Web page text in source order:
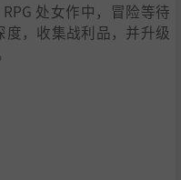
处女作中，冒险等待
，收集战利品，并升级